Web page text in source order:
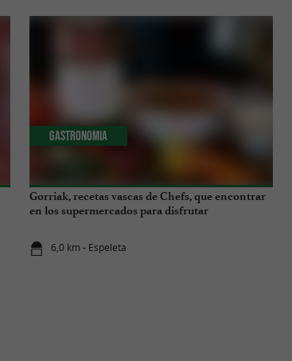
Gorriak, recetas vascas de Chefs, que encontrar
en los supermercados para disfrutar
6,0 km - Espeleta
Gastronomia